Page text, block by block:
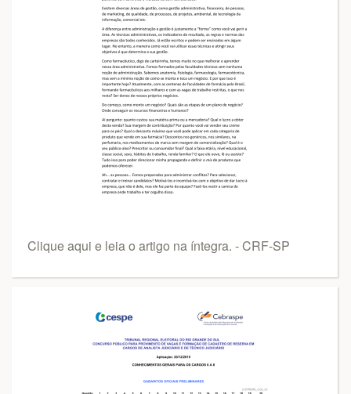
Clique aqui e leia o artigo na íntegra. - CRF-SP